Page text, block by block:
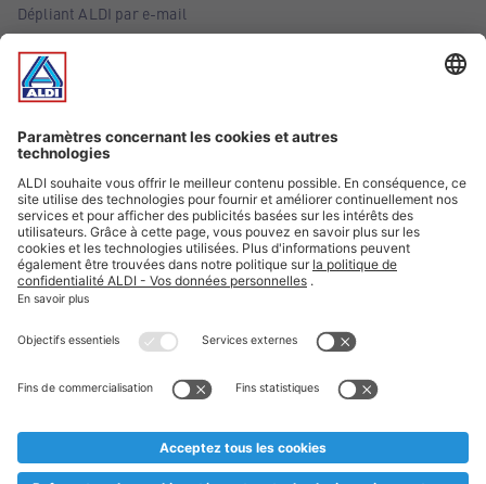
Dépliant ALDI par e-mail
Offres
Infos essentielles
Suivez ALDI Belgique
Textes marqués d'un astérisque et mentions légales
* Nous vendons ces articles temporairement et jusqu'à
au cas où, malgré le planning bien étudié, nous serions
prématurément en rupture de stock. Prix Recupel et TVA incl.
** Sur ce site, l’utilisation de la forme masculine a été adoptée